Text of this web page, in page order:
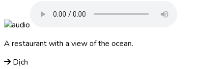
A restaurant with a view of the ocean.
Dịch